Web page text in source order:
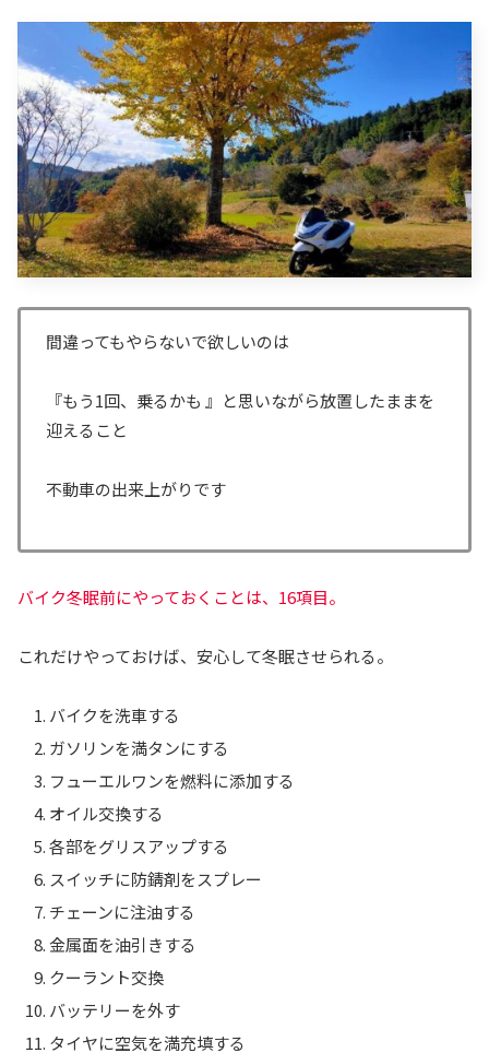
間違ってもやらないで欲しいのは
『もう1回、乗るかも 』と思いながら放置したままを
迎えること
不動車の出来上がりです
バイク冬眠前にやっておくことは、16項目。
これだけやっておけば、安心して冬眠させられる。
バイクを洗車する
ガソリンを満タンにする
フューエルワンを燃料に添加する
オイル交換する
各部をグリスアップする
スイッチに防錆剤をスプレー
チェーンに注油する
金属面を油引きする
クーラント交換
バッテリーを外す
タイヤに空気を満充填する